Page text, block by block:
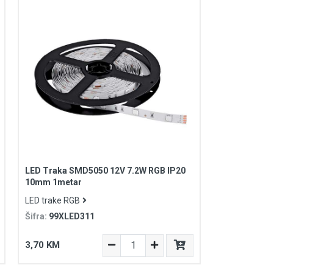
LED Traka SMD5050 12V 7.2W RGB IP20
10mm 1metar
LED trake RGB
Šifra: 99XLED311
3,70 KM